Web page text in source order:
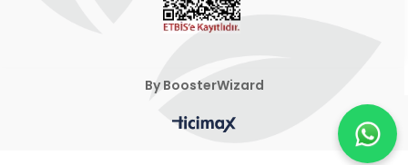
By BoosterWizard